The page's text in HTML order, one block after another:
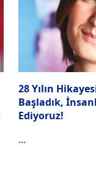
28 Yılın
Başladık,
Ediyoruz!
...